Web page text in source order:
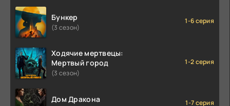
Бункер
(3 сезон)
1-6 серия
Ходячие мертвецы:
Мертвый город
(3 сезон)
1-2 серия
Дом Дракона 1-7 серия